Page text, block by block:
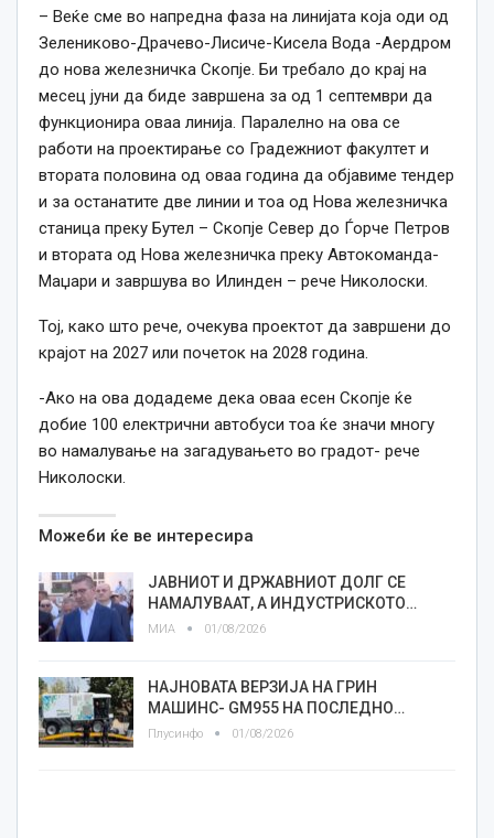
– Веќе сме во напредна фаза на линијата која оди од
Зелениково-Драчево-Лисиче-Кисела Вода -Аердром
до нова железничка Скопје. Би требало до крај на
месец јуни да биде завршена за од 1 септември да
функционира оваа линија. Паралелно на ова се
работи на проектирање со Градежниот факултет и
втората половина од оваа година да објавиме тендер
и за останатите две линии и тоа од Нова железничка
станица преку Бутел – Скопје Север до Ѓорче Петров
и втората од Нова железничка преку Автокоманда-
Маџари и завршува во Илинден – рече Николоски.
Тој, како што рече, очекува проектот да завршени до
крајот на 2027 или почеток на 2028 година.
-Ако на ова додадеме дека оваа есен Скопје ќе
добие 100 електрични автобуси тоа ќе значи многу
во намалување на загадувањето во градот- рече
Николоски.
Можеби ќе ве интересира
ЈАВНИОТ И ДРЖАВНИОТ ДОЛГ СЕ
НАМАЛУВААТ, А ИНДУСТРИСКОТО…
МИА 01/08/2026
НАЈНОВАТА ВЕРЗИЈА НА ГРИН
МАШИНС- GM955 НА ПОСЛЕДНО…
Плусинфо 01/08/2026